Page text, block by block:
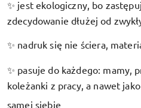
✨ jest ekologiczny, bo
zdecydowanie dłużej od
✨ nadruk się nie ściera,
✨ pasuje do każdego: mamy,
koleżanki z pracy, a nawet
samej siebie